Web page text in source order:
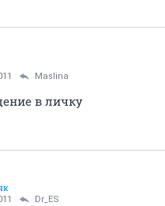
Maslina
в личку
Dr_ES